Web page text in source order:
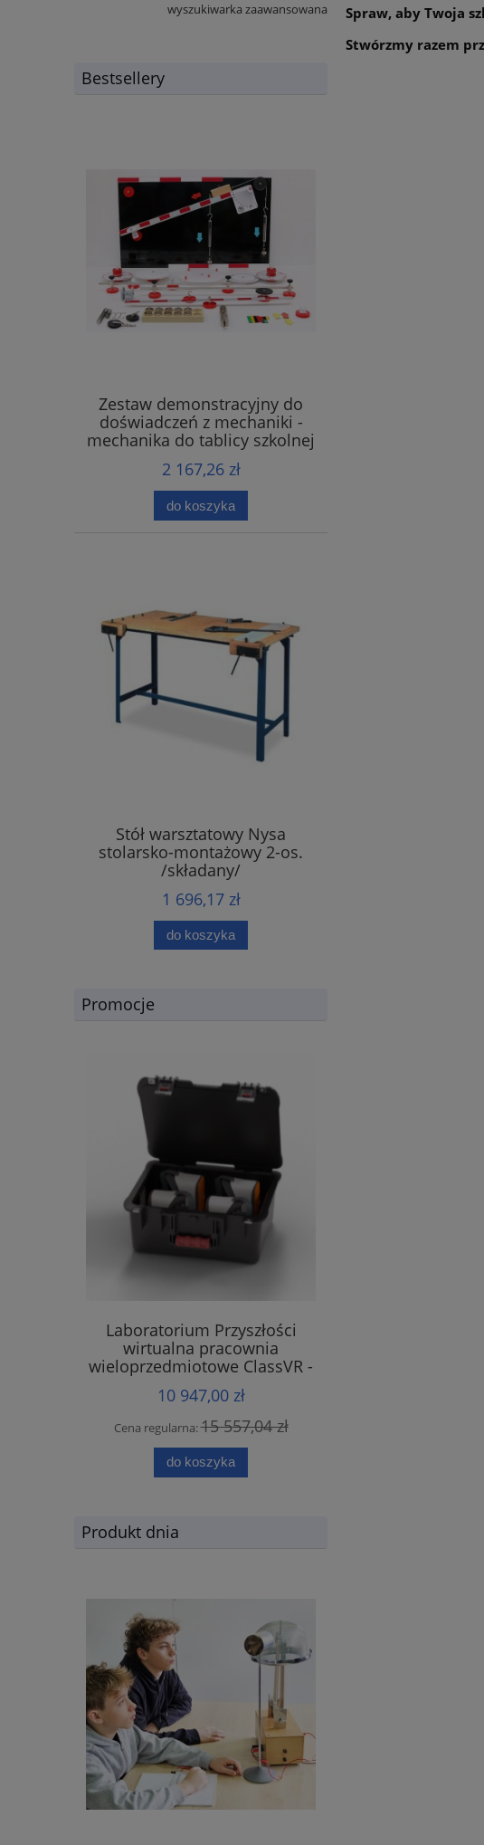
wyszukiwarka zaawansowana
Bestsellery
Zestaw demonstracyjny do
doświadczeń z mechaniki -
mechanika do tablicy szkolnej
2 167,26 zł
do koszyka
Stół warsztatowy Nysa
stolarsko-montażowy 2-os.
/składany/
1 696,17 zł
do koszyka
Promocje
Laboratorium Przyszłości
wirtualna pracownia
wieloprzedmiotowe ClassVR -
zestaw 4 sztuk gogle Premium
10 947,00 zł
Cena regularna:15 557,04 zł
do koszyka
Produkt dnia
Spraw, aby Twoja
Stwórzmy razem